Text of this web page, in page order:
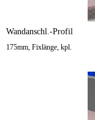
Wandanschl.-Profil
175mm, Fixlänge, kpl.